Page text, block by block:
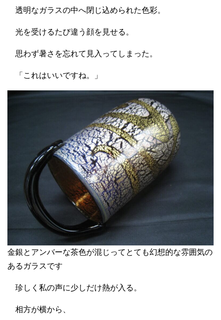
透明なガラスの中へ閉じ込められた色彩。
光を受けるたび違う顔を見せる。
思わず暑さを忘れて見入ってしまった。
「これはいいですね。」
金銀とアンバーな茶色が混じってとても幻想的な雰囲気の
あるガラスです
珍しく私の声に少しだけ熱が入る。
相方が横から、